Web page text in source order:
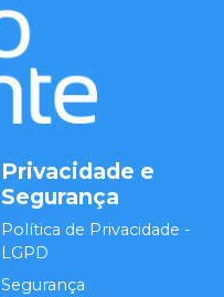
Privacidade e
Segurança
Política de Privacidade -
LGPD
Segurança